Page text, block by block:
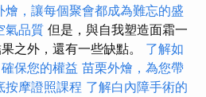
燴，讓每個聚會都成為難忘的盛
氣品質 但是，與自我塑造面霜一
之外，還有一些缺點。 了解如
保您的權益 苗栗外燴，為您帶
按摩證照課程 了解白內障手術的